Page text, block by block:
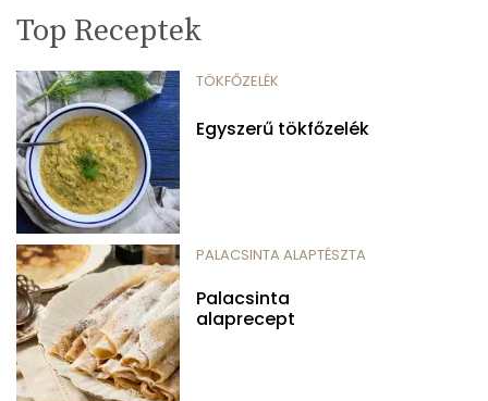
Top Receptek
TÖKFŐZELÉK
Egyszerű tökfőzelék
PALACSINTA ALAPTÉSZTA
Palacsinta
alaprecept